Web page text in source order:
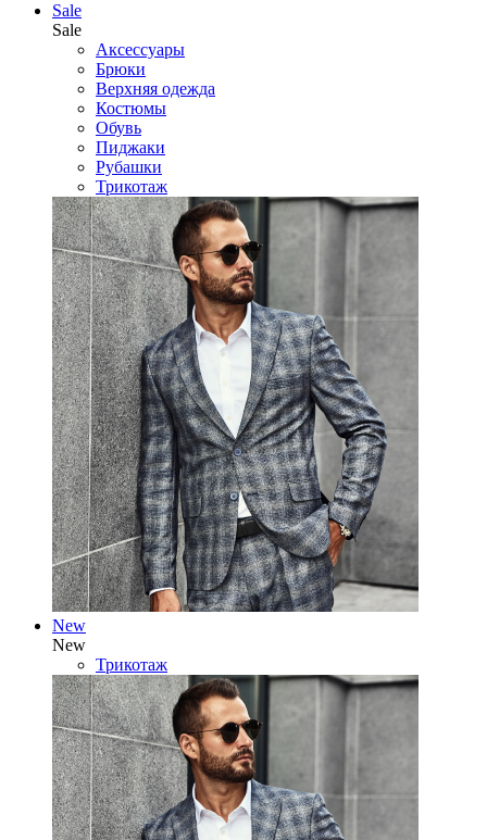
Sale
Sale
Аксессуары
Брюки
Верхняя одежда
Костюмы
Обувь
Пиджаки
Рубашки
Трикотаж
New
New
Трикотаж